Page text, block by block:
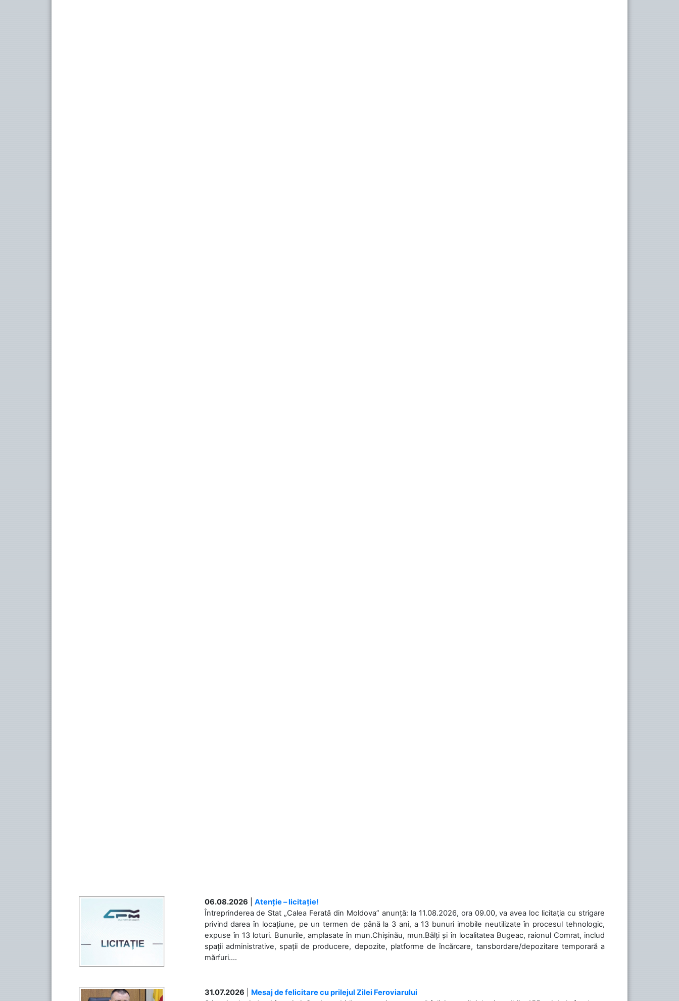
06.08.2026
Atenție – licitație!
Întreprinderea de Stat „Calea Ferată din Moldova” anunță: la 11.08.2026, ora 09.00, va avea loc licitaţia cu strigare
privind darea în locațiune, pe un termen de până la 3 ani, a 13 bunuri imobile neutilizate în procesul tehnologic,
expuse în 13 loturi. Bunurile, amplasate în mun.Chișinău, mun.Bălți și în localitatea Bugeac, raionul Comrat, includ
spații administrative, spații de producere, depozite, platforme de încărcare, tansbordare/depozitare temporară a
mărfuri....
31.07.2026
Mesaj de felicitare cu prilejul Zilei Feroviarului